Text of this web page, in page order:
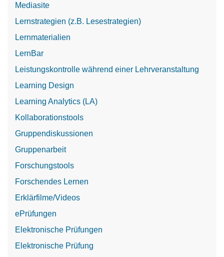
Mediasite
Lernstrategien (z.B. Lesestrategien)
Lernmaterialien
LernBar
Leistungskontrolle während einer Lehrveranstaltung
Learning Design
Learning Analytics (LA)
Kollaborationstools
Gruppendiskussionen
Gruppenarbeit
Forschungstools
Forschendes Lernen
Erklärfilme/Videos
ePrüfungen
Elektronische Prüfungen
Elektronische Prüfung